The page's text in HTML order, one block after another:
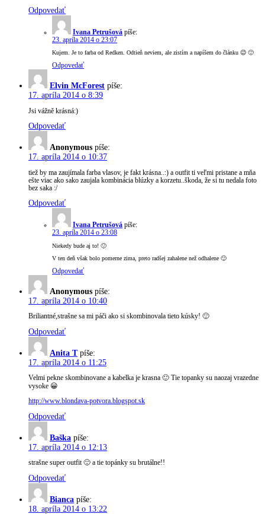
Odpovedať
Ivana Petrušová píše:
23. apríla 2014 o 23:07
Kujem. Je to farba od Redken. Odtieň neviem, ale zistím a napíšem do článku 😉 🙂
Odpovedať
Elvin McForest píše:
17. apríla 2014 o 8:39
Jsi vážně krásná:)
Odpovedať
Anonymous píše:
17. apríla 2014 o 10:37
tiež by ma zaujímala farba vlasov, je fakt krásna..:) a outfit ti veľmi pristane a mňa
ešte viac ako sako zaujala kombinácia blúzky a korzetu..škoda, že si tu nedala foto
bez saka :/
Odpovedať
Ivana Petrušová píše:
23. apríla 2014 o 23:08
Niekedy bude aj to! 🙂
V ten deň však bolo pomerne zima, preto radšej zahalene než odhalene 🙂
Odpovedať
Anonymous píše:
17. apríla 2014 o 10:40
Briliantné,strašne sa mi páči ako si skombinovala tieto kúsky! 🙂
Odpovedať
Anita T píše:
17. apríla 2014 o 11:25
Velmi pekne skombinovane a kabelka je krasna 🙂 Tie topanky su naozaj vrazedne
vysoke 😀
http://www.blondava-potvora.blogspot.sk
Odpovedať
Baška píše:
17. apríla 2014 o 12:13
strašne super outfit 🙂 a tie topánky su brutálne!!
Odpovedať
Bianca píše:
18. apríla 2014 o 13:22